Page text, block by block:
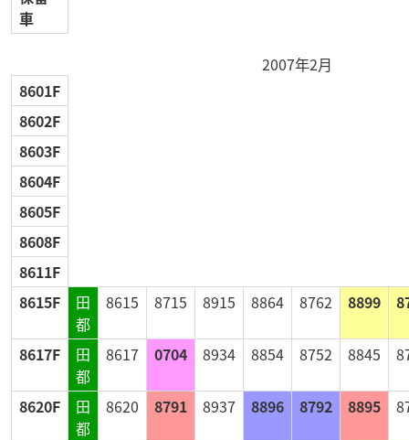
車
2007年2月
8601F
8602F
8603F
8604F
8605F
8608F
8611F
8615F
田
都
8615 8715 8915 8864 8762 8899
8617F
田
都
8617 0704 8934 8854 8752 8845
8620F
田
都
8620 8791 8937 8896 8792 8895